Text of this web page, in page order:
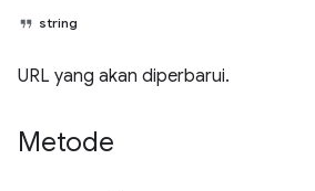
string
URL yang akan diperbarui.
Metode